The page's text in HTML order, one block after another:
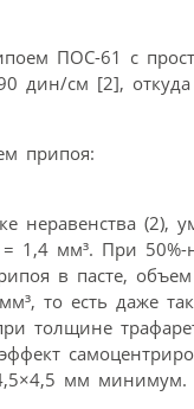
ПОС-61 с
дин/см [2], откуда
припоя:
неравенства (2),
= 1,4 мм³. При
в пасте,
то есть даже
толщине
мм минимум.